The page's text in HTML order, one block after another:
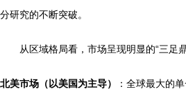
分研究的不断突破。
从区域格局看，市场呈现明显的“三足
北美市场（以美国为主导）
：全球最大的